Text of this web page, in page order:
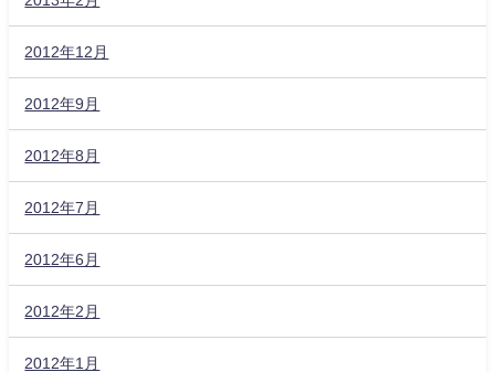
2012年12月
2012年9月
2012年8月
2012年7月
2012年6月
2012年2月
2012年1月